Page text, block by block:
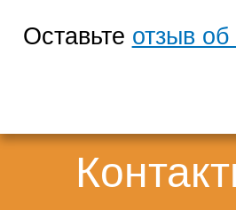
Оставьте отзыв